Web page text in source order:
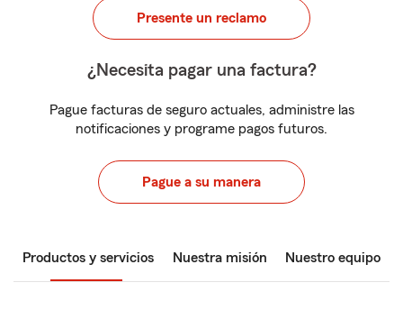
Presente un reclamo
¿Necesita pagar una factura?
Pague facturas de seguro actuales, administre las
notificaciones y programe pagos futuros.
Pague a su manera
Productos y servicios Nuestra misión Nuestro equipo